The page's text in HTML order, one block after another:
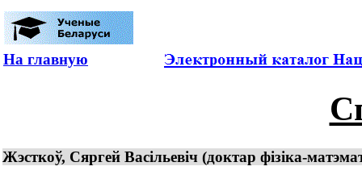
На главную
Жэсткоў, Сяргей Васільевіч (доктар фізіка-